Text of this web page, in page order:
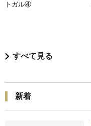
トガル④
すべて見る
新着